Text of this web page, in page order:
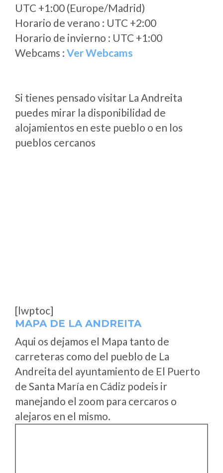
UTC +1:00 (Europe/Madrid)
Horario de verano : UTC +2:00
Horario de invierno : UTC +1:00
Webcams : Ver Webcams
Si tienes pensado visitar La Andreita
puedes mirar la disponibilidad de
alojamientos en este pueblo o en los
pueblos cercanos
[lwptoc]
MAPA DE LA ANDREITA
Aqui os dejamos el Mapa tanto de
carreteras como del pueblo de La
Andreita del ayuntamiento de El Puerto
de Santa María en Cádiz podeis ir
manejando el zoom para cercaros o
alejaros en el mismo.